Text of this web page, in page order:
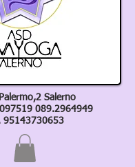
Salerno
089.2964949
95143730653